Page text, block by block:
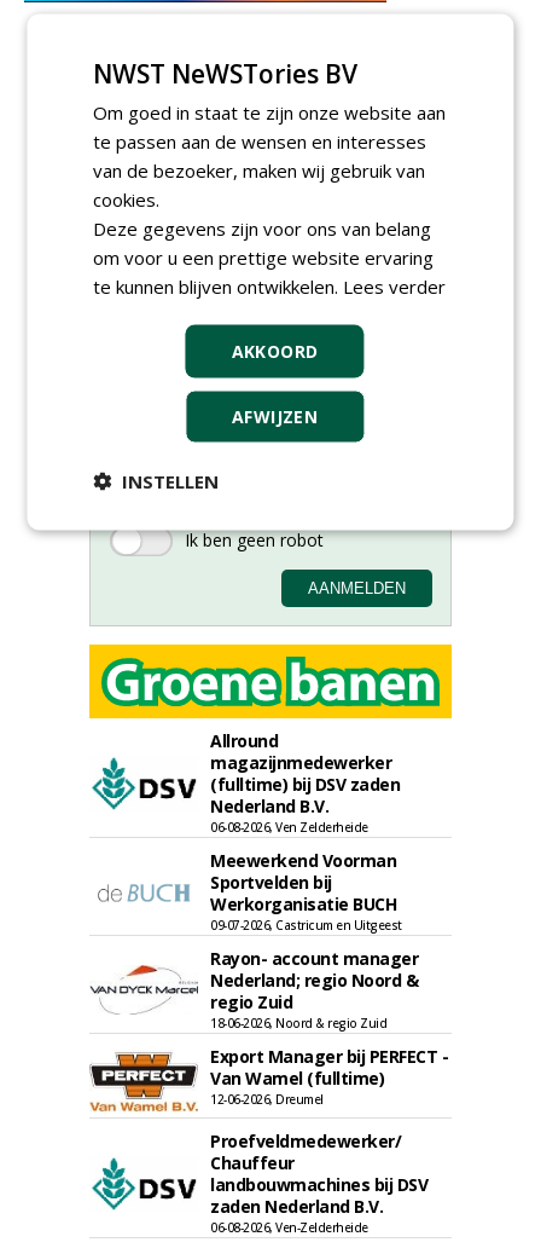
Meld je aan voor onze digitale
nieuwsbrief.
Allround
magazijnmedewerker
(fulltime) bij DSV zaden
Nederland B.V.
06-08-2026, Ven Zelderheide
Meewerkend Voorman
Sportvelden bij
Werkorganisatie BUCH
09-07-2026, Castricum en Uitgeest
Rayon- account manager
Nederland; regio Noord &
regio Zuid
18-06-2026, Noord & regio Zuid
Export Manager bij PERFECT -
Van Wamel (fulltime)
12-06-2026, Dreumel
Proefveldmedewerker/
Chauffeur
landbouwmachines bij DSV
zaden Nederland B.V.
06-08-2026, Ven-Zelderheide
NWST NeWSTories BV
Om goed in staat te zijn onze website aan
te passen aan de wensen en interesses
van de bezoeker, maken wij gebruik van
cookies.
Deze gegevens zijn voor ons van belang
om voor u een prettige website ervaring
te kunnen blijven ontwikkelen. Lees verder
AKKOORD
AFWIJZEN
INSTELLEN